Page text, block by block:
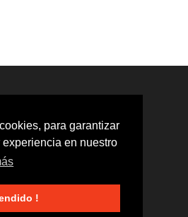
para garantizar
en nuestro
!
Técnico Lamborghini